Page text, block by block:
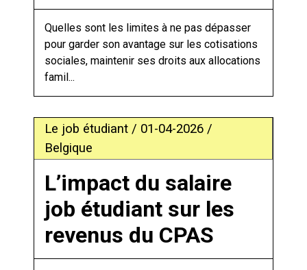
Quelles sont les limites à ne pas dépasser
pour garder son avantage sur les cotisations
sociales, maintenir ses droits aux allocations
famil...
Le job étudiant / 01-04-2026 /
Belgique
L’impact du salaire
job étudiant sur les
revenus du CPAS